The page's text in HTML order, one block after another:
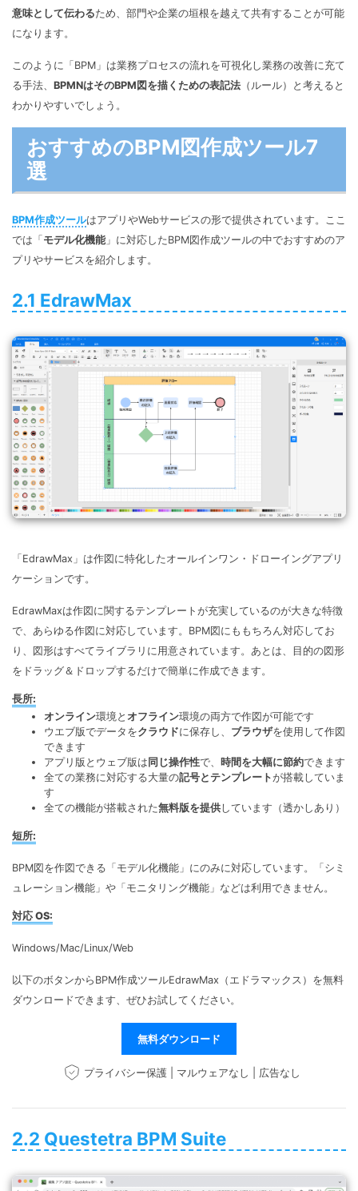
意味として伝わるため、部門や企業の垣根を越えて共有することが可能
になります。
このように「BPM」は業務プロセスの流れを可視化し業務の改善に充て
る手法、 BPMNはそのBPM図を描くための表記法 （ルール）と考えると
わかりやすいでしょう。
おすすめのBPM図作成ツール7
選
BPM作成ツールはアプリやWebサービスの形で提供されています。ここ
では「 モデル化機能 」に対応したBPM図作成ツールの中でおすすめのア
プリやサービスを紹介します。
2.1 EdrawMax
「EdrawMax」は作図に特化したオールインワン・ドローイングアプリ
ケーションです。
EdrawMaxは作図に関するテンプレートが充実しているのが大きな特徴
で、あらゆる作図に対応しています。BPM図にももちろん対応してお
り、図形はすべてライブラリに用意されています。あとは、目的の図形
をドラッグ＆ドロップするだけで簡単に作成できます。
長所:
オンライン環境と オフライン環境の両方で作図が可能です
ウエブ版でデータをクラウドに保存し、 ブラウザを使用して作図
できます
アプリ版とウェブ版は同じ操作性で、 時間を大幅に節約できます
全ての業務に対応する大量の記号とテンプレートが搭載していま
す
全ての機能が搭載された無料版を提供しています（透かしあり）
短所:
BPM図を作図できる「モデル化機能」にのみに対応しています。「シミ
ュレーション機能」や「モニタリング機能」などは利用できません。
対応 OS:
Windows/Mac/Linux/Web
以下のボタンからBPM作成ツールEdrawMax（エドラマックス）を無料
ダウンロードできます、ぜひお試してください。
無料ダウンロード
プライバシー保護 | マルウェアなし | 広告なし
2.2 Questetra BPM Suite